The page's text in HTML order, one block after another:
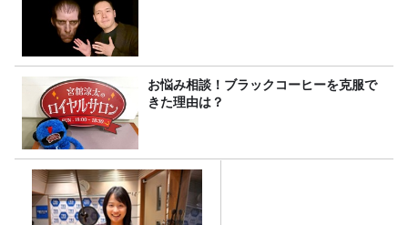
お悩み相談！ブラックコーヒーを克服で
きた理由は？